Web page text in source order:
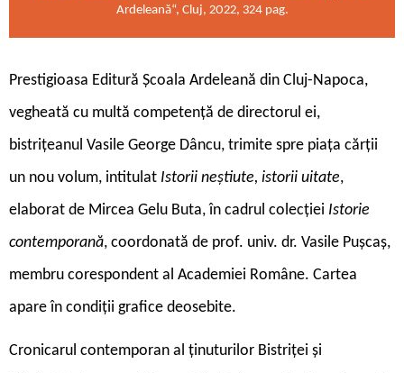
Ardeleană“, Cluj, 2022, 324 pag.
Prestigioasa Editură Școala Ardeleană din Cluj-Napoca,
vegheată cu multă competență de directorul ei,
bistrițeanul Vasile George Dâncu, trimite spre piața cărții
un nou volum, intitulat Istorii neștiute, istorii uitate,
elaborat de Mircea Gelu Buta, în cadrul colecției Istorie
contemporană, coordonată de prof. univ. dr. Vasile Pușcaș,
membru corespondent al Academiei Române. Cartea
apare în condiții grafice deosebite.
Cronicarul contemporan al ținuturilor Bistriței și